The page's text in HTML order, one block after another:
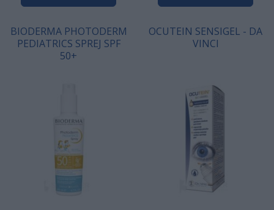
BIODERMA PHOTODERM
PEDIATRICS SPREJ SPF
50+
OCUTEIN SENSIGEL - DA
VINCI